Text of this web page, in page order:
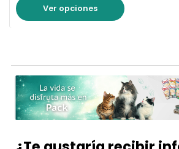
Ver opciones